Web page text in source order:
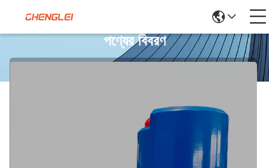
পণ্যের বিবরণ